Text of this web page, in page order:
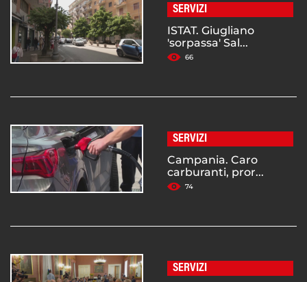
SERVIZI
ISTAT. Giugliano
'sorpassa' Sal...
66
SERVIZI
Campania. Caro
carburanti, pror...
74
SERVIZI